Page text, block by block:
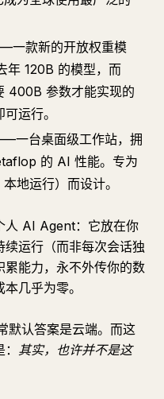
一款新的开放权重模
年 120B 的模型，而
400B 参数才能实现的
运行。
一台桌面级工作站，拥
的 AI 性能。专为
地运行）而设计。
人 AI Agent：它放在你
运行（而非每次会话独
累能力，永不外传你的数
几乎为零。
默认答案是云端。而这
其实，也许并不是这